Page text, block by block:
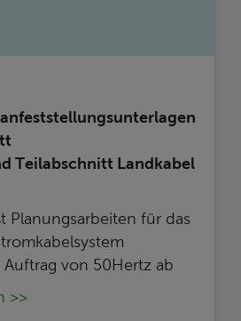
Teilabschnitt Landkabel
Planungsarbeiten für das
Auftrag von 50Hertz ab
>>